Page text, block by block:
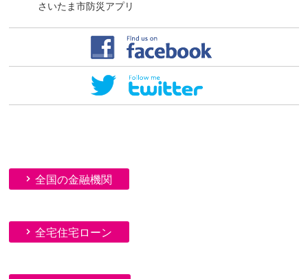
さいたま市防災アプリ
全国の金融機関
全宅住宅ローン